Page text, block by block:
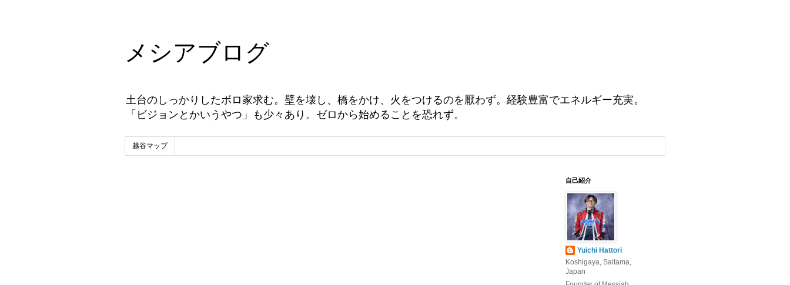
メシアブログ
土台のしっかりしたボロ家求む。壁を壊し、橋をかけ、火をつけるのを厭わず。経験豊富でエネルギー充実。
「ビジョンとかいうやつ」も少々あり。ゼロから始めることを恐れず。
越谷マップ
自己紹介
Yuichi Hattori
Koshigaya, Saitama,
Japan